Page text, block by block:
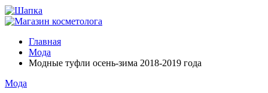
Главная
Мода
Модные туфли осень-зима 2018-2019 года
Мода